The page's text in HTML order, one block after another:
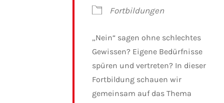
Fortbildungen
„Nein“ sagen ohne schlechtes
Gewissen? Eigene Bedürfnisse
spüren und vertreten? In dieser
Fortbildung schauen wir
gemeinsam auf das Thema